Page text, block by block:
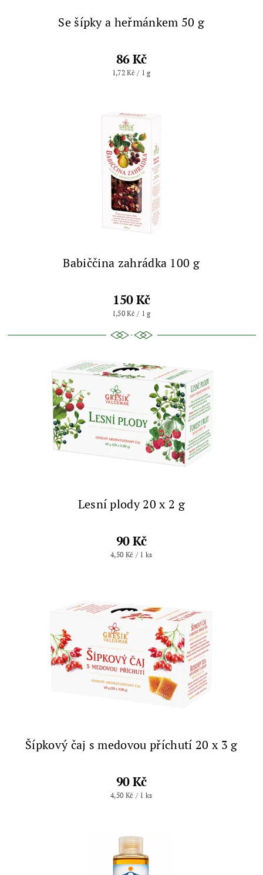
Se šípky a heřmánkem 50 g
86 Kč
1,72 Kč / 1 g
Babiččina zahrádka 100 g
150 Kč
1,50 Kč / 1 g
Lesní plody 20 x 2 g
90 Kč
4,50 Kč / 1 ks
Šípkový čaj s medovou příchutí 20 x 3 g
90 Kč
4,50 Kč / 1 ks